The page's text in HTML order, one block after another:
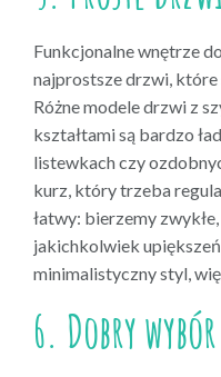
Funkcjonalne wnętrze
najprostsze drzwi, które
Różne modele drzwi z
kształtami są bardzo
listewkach czy
kurz, który trzeba
łatwy: bierzemy
jakichkolwiek
minimalistyczny styl,
6. Dobry